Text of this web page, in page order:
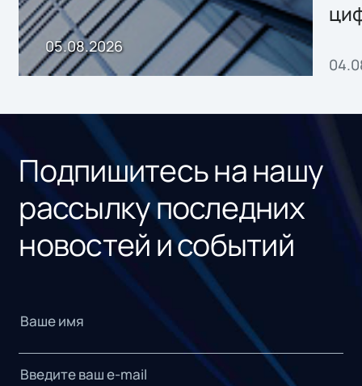
05.08.2026
Подпишитесь на нашу
рассылку последних
новостей и событий